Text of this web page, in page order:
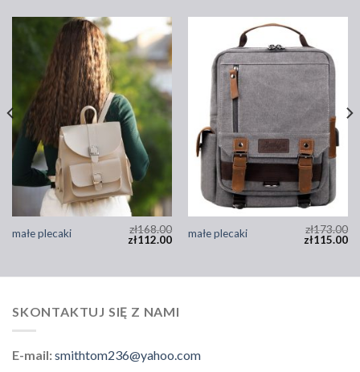
małe plecaki zł168.00
zł112.00 małe plecaki zł173.00
zł115.00
SKONTAKTUJ SIĘ Z NAMI
E-mail:smithtom236@yahoo.com